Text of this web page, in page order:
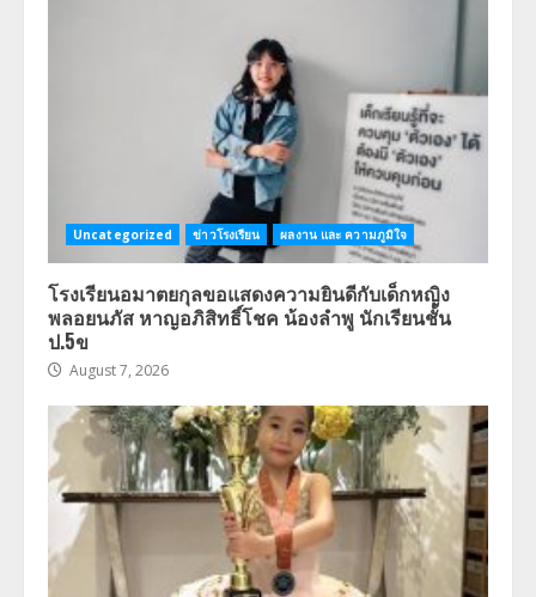
Uncategorized ข่าวโรงเรียน ผลงาน และ ความภูมิใจ
โรงเรียนอมาตยกุลขอแสดงความยินดีกับเด็กหญิง
พลอยนภัส หาญอภิสิทธิ์โชค น้องลำพู นักเรียนชั้น
ป.5ข
August 7, 2026